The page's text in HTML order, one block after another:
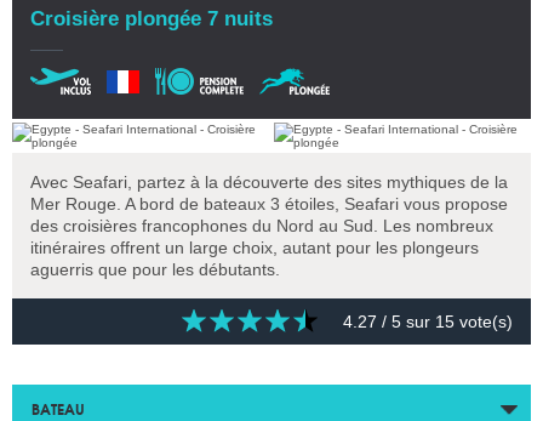
Croisière plongée 7 nuits
Avec Seafari, partez à la découverte des sites mythiques de la
Mer Rouge. A bord de bateaux 3 étoiles, Seafari vous propose
des croisières francophones du Nord au Sud. Les nombreux
itinéraires offrent un large choix, autant pour les plongeurs
aguerris que pour les débutants.
4.27 / 5 sur 15 vote(s)
BATEAU